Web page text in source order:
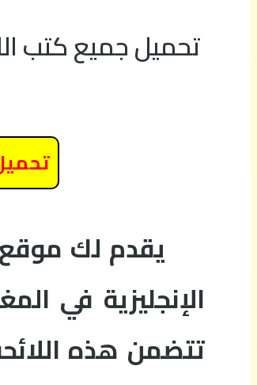
تحميل جميع كتب
يقدم لك موقع
الإنجليزية في
تتضمن هذه